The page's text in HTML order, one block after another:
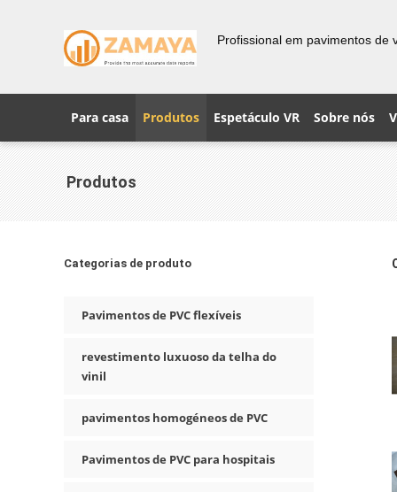
Profissional em pavimentos de
Para casa Produtos Espetáculo VR Sobre nós
Produtos
Categorias de produto
Pavimentos de PVC flexíveis
revestimento luxuoso da telha do
vinil
pavimentos homogéneos de PVC
Pavimentos de PVC para hospitais